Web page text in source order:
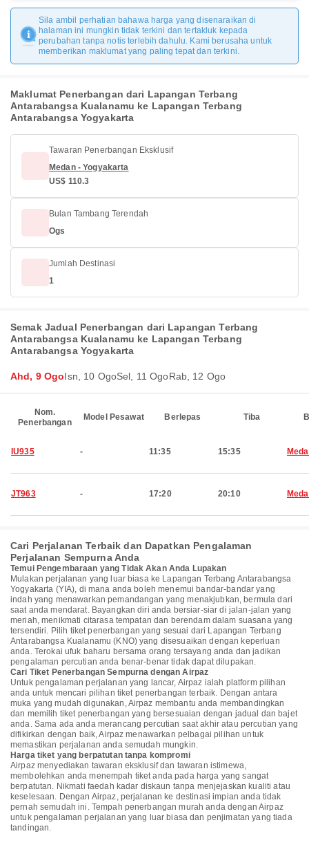
Sila ambil perhatian bahawa harga yang disenaraikan di
halaman ini mungkin tidak terkini dan tertakluk kepada
perubahan tanpa notis terlebih dahulu. Kami berusaha untuk
memberikan maklumat yang paling tepat dan terkini.
Maklumat Penerbangan dari Lapangan Terbang
Antarabangsa Kualanamu ke Lapangan Terbang
Antarabangsa Yogyakarta
Tawaran Penerbangan Eksklusif
Medan - Yogyakarta
US$ 110.3
Bulan Tambang Terendah
Ogs
Jumlah Destinasi
1
Semak Jadual Penerbangan dari Lapangan Terbang
Antarabangsa Kualanamu ke Lapangan Terbang
Antarabangsa Yogyakarta
Ahd, 9 OgoIsn, 10 OgoSel, 11 OgoRab, 12 Ogo
Nom.
Penerbangan
Model Pesawat Berlepas Tiba
IU935 - 11:35 15:35
JT963 - 17:20 20:10
Cari Perjalanan Terbaik dan Dapatkan Pengalaman
Perjalanan Sempurna Anda
Temui Pengembaraan yang Tidak Akan Anda Lupakan
Mulakan perjalanan yang luar biasa ke Lapangan Terbang Antarabangsa
Yogyakarta (YIA), di mana anda boleh menemui bandar-bandar yang
indah yang menawarkan pemandangan yang menakjubkan, bermula dari
saat anda mendarat. Bayangkan diri anda bersiar-siar di jalan-jalan yang
meriah, menikmati citarasa tempatan dan berendam dalam suasana yang
tersendiri. Pilih tiket penerbangan yang sesuai dari Lapangan Terbang
Antarabangsa Kualanamu (KNO) yang disesuaikan dengan keperluan
anda. Terokai ufuk baharu bersama orang tersayang anda dan jadikan
pengalaman percutian anda benar-benar tidak dapat dilupakan.
Cari Tiket Penerbangan Sempurna dengan Airpaz
Untuk pengalaman perjalanan yang lancar, Airpaz ialah platform pilihan
anda untuk mencari pilihan tiket penerbangan terbaik. Dengan antara
muka yang mudah digunakan, Airpaz membantu anda membandingkan
dan memilih tiket penerbangan yang bersesuaian dengan jadual dan bajet
anda. Sama ada anda merancang percutian saat akhir atau percutian yang
difikirkan dengan baik, Airpaz menawarkan pelbagai pilihan untuk
memastikan perjalanan anda semudah mungkin.
Harga tiket yang berpatutan tanpa kompromi
Airpaz menyediakan tawaran eksklusif dan tawaran istimewa,
membolehkan anda menempah tiket anda pada harga yang sangat
berpatutan. Nikmati faedah kadar diskaun tanpa menjejaskan kualiti atau
keselesaan. Dengan Airpaz, perjalanan ke destinasi impian anda tidak
pernah semudah ini. Tempah penerbangan murah anda dengan Airpaz
untuk pengalaman perjalanan yang luar biasa dan penjimatan yang tiada
tandingan.